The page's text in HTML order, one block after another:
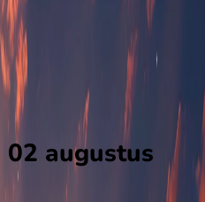
augustus